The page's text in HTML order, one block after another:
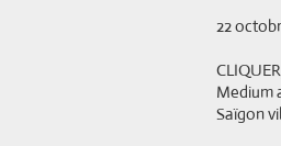
22
Medium
Saïgon